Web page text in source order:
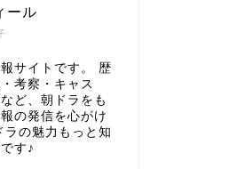
ール
サイトです。 歴
考察・キャス
ど、朝ドラをも
の発信を心がけ
の魅力もっと知
す♪